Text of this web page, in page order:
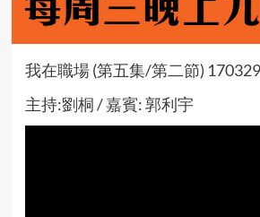
我在職場 (第五集/第二節)
主持:劉桐 / 嘉賓: 郭利宇